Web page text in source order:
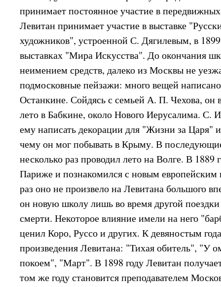
принимает постоянное участие в
Левитан принимает участие в выставке
художников", устроенной С. Дягилевым, в
выставках "Мира Искусства". До окончания
неимением средств, далеко из Москвы не
подмосковные пейзажи: много вещей
Останкине. Сойдясь с семьей А. П. Чехова, он
лето в Бабкине, около Нового Иерусалима. С.
ему написать декорации для "Жизни за Царя"
чему он мог побывать в Крыму. В
несколько раз проводил лето на Волге. В 1889
Париже и познакомился с новым европейским
раз оно не произвело на Левитана большого
он новую школу лишь во время другой
смерти. Некоторое влияние имели на него
ценил Коро, Руссо и других. К девяностым
произведения Левитана: "Тихая обитель", "У
покоем", "Март". В 1898 году Левитан
том же году становится преподавателем